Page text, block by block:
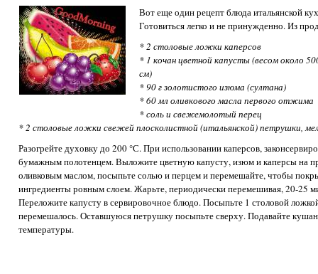
Вот еще один рецепт блюда итальянской
Готовиться легко и не принужденно. Из
* 2 столовые ложки каперсов
* 1 кочан цветной капусты (весом около
см)
* 90 г золотистого изюма (султана)
* 60 мл оливкового масла первого отжима
* соль и свежемолотый перец
* 2 столовые ложки свежей плосколистной (итальянской) петрушки,
Разогрейте духовку до 200 °С. При использовании каперсов,
бумажным полотенцем. Выложите цветную капусту, изюм и каперсы на
оливковым маслом, посыпьте солью и перцем и перемешайте, чтобы
ингредиенты ровным слоем. Жарьте, периодически перемешивая, 20-25
Переложите капусту в сервировочное блюдо. Посыпьте 1 столовой
перемешалось. Оставшуюся петрушку посыпьте сверху. Подавайте
температуры.